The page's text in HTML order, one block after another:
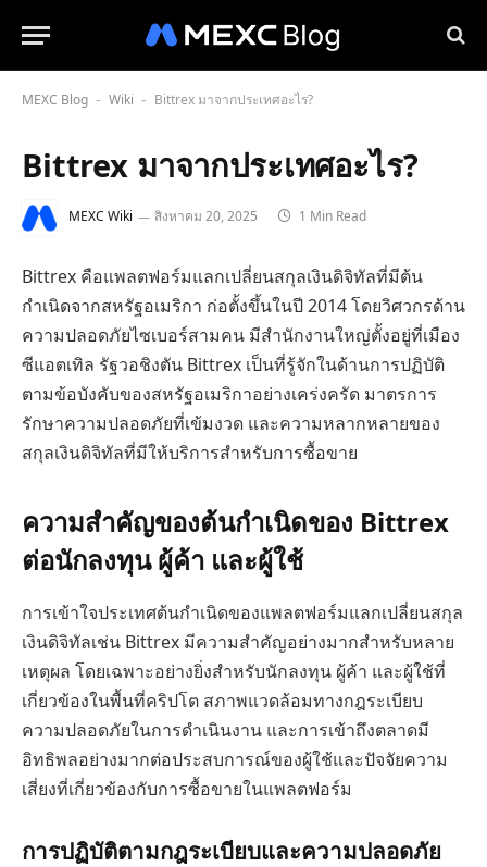
MEXC Blog - Wiki - Bittrex มาจากประเทศอะไร?
Bittrex มาจากประเทศอะไร?
MEXC Wiki สิงหาคม 20, 2025 1 Min Read
Bittrex คือแพลตฟอร์มแลกเปลี่ยนสกุลเงินดิจิทัลที่มีต้น
กำเนิดจากสหรัฐอเมริกา ก่อตั้งขึ้นในปี 2014 โดยวิศวกรด้าน
ความปลอดภัยไซเบอร์สามคน มีสำนักงานใหญ่ตั้งอยู่ที่เมือง
ซีแอตเทิล รัฐวอชิงตัน Bittrex เป็นที่รู้จักในด้านการปฏิบัติ
ตามข้อบังคับของสหรัฐอเมริกาอย่างเคร่งครัด มาตรการ
รักษาความปลอดภัยที่เข้มงวด และความหลากหลายของ
สกุลเงินดิจิทัลที่มีให้บริการสำหรับการซื้อขาย
ความสำคัญของต้นกำเนิดของ Bittrex
ต่อนักลงทุน ผู้ค้า และผู้ใช้
การเข้าใจประเทศต้นกำเนิดของแพลตฟอร์มแลกเปลี่ยนสกุล
เงินดิจิทัลเช่น Bittrex มีความสำคัญอย่างมากสำหรับหลาย
เหตุผล โดยเฉพาะอย่างยิ่งสำหรับนักลงทุน ผู้ค้า และผู้ใช้ที่
เกี่ยวข้องในพื้นที่คริปโต สภาพแวดล้อมทางกฎระเบียบ
ความปลอดภัยในการดำเนินงาน และการเข้าถึงตลาดมี
อิทธิพลอย่างมากต่อประสบการณ์ของผู้ใช้และปัจจัยความ
เสี่ยงที่เกี่ยวข้องกับการซื้อขายในแพลตฟอร์ม
การปฏิบัติตามกฎระเบียบและความปลอดภัย